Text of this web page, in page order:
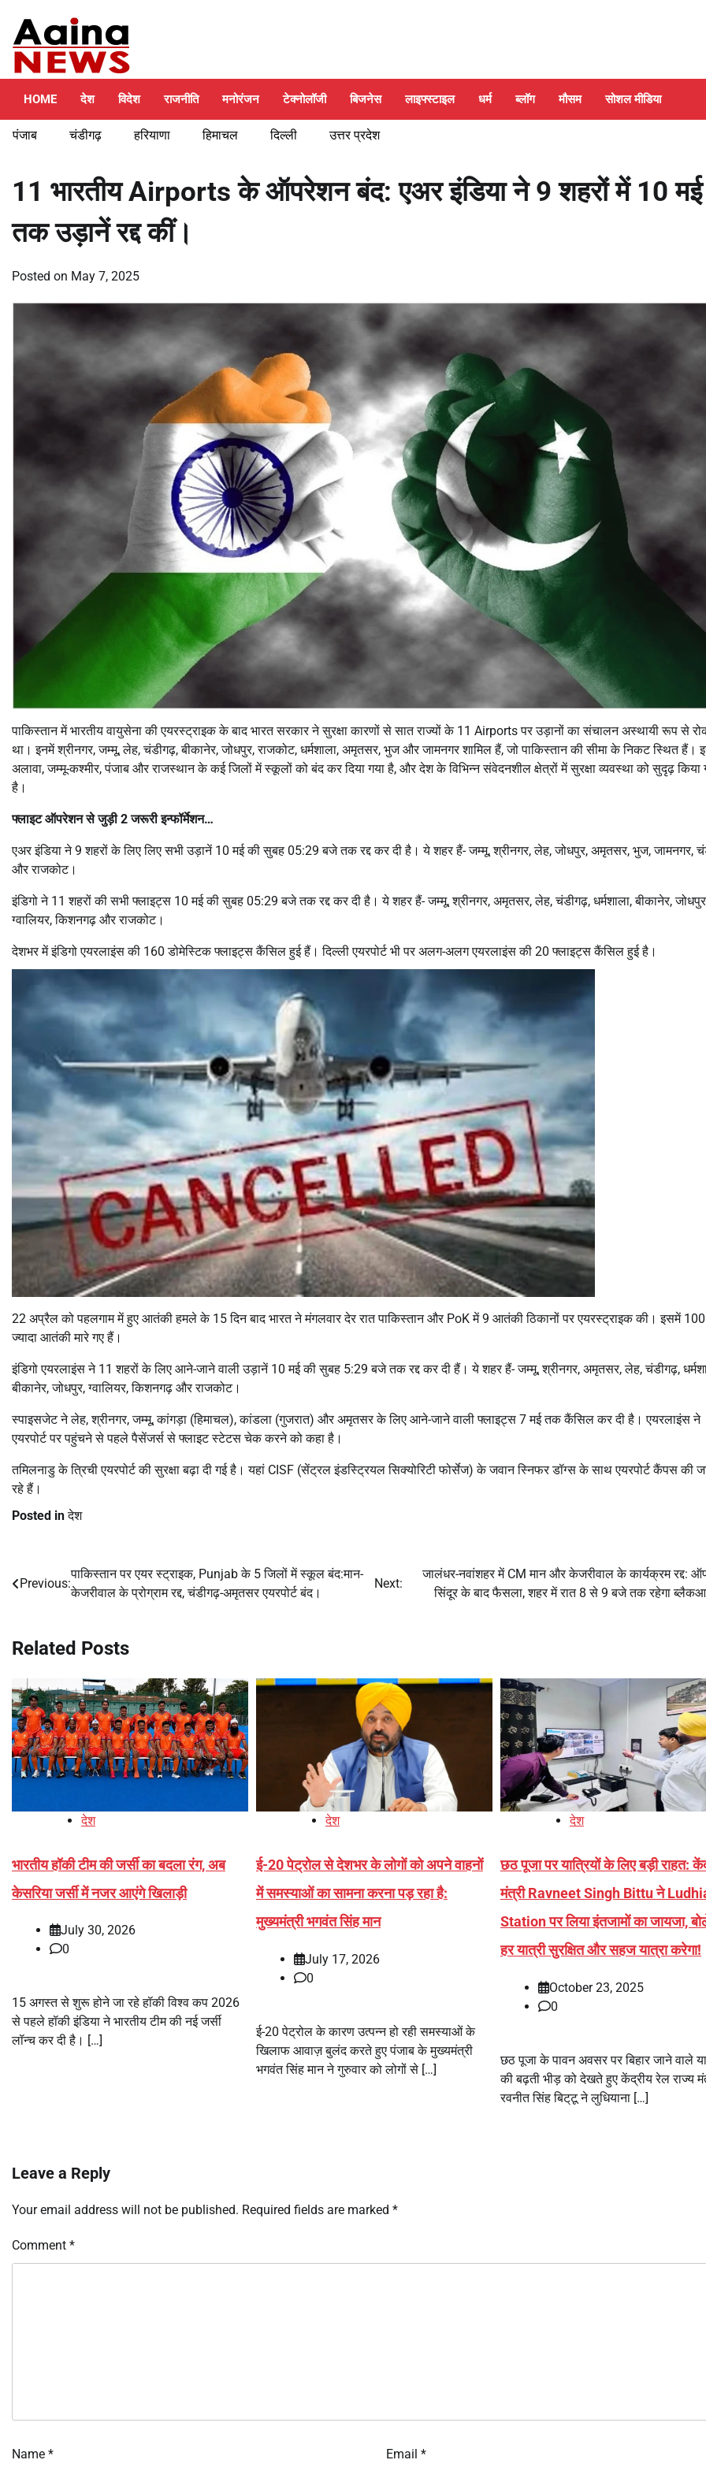
content
HOME देश विदेश राजनीति मनोरंजन टेक्नोलॉजी बिजनेस लाइफ्स्टाइल धर्म ब्लॉग मौसम सोशल मीडिया
पंजाब चंडीगढ़ हरियाणा हिमाचल दिल्ली उत्तर प्रदेश
11 भारतीय Airports के ऑपरेशन बंद: एअर इंडिया ने 9 शहरों में 10 मई
तक उड़ानें रद्द कीं।
Posted on May 7, 2025
पाकिस्तान में भारतीय वायुसेना की एयरस्ट्राइक के बाद भारत सरकार ने सुरक्षा कारणों से सात राज्यों के 11 Airports पर उड़ानों का संचालन अस्थायी रूप से
था। इनमें श्रीनगर, जम्मू, लेह, चंडीगढ़, बीकानेर, जोधपुर, राजकोट, धर्मशाला, अमृतसर, भुज और जामनगर शामिल हैं, जो पाकिस्तान की सीमा के निकट स्थित हैं।
अलावा, जम्मू-कश्मीर, पंजाब और राजस्थान के कई जिलों में स्कूलों को बंद कर दिया गया है, और देश के विभिन्न संवेदनशील क्षेत्रों में सुरक्षा व्यवस्था को सुदृढ़ किया
है।
फ्लाइट ऑपरेशन से जुड़ी 2 जरूरी इन्फॉर्मेशन…
एअर इंडिया ने 9 शहरों के लिए लिए सभी उड़ानें 10 मई की सुबह 05:29 बजे तक रद्द कर दी है। ये शहर हैं- जम्मू, श्रीनगर, लेह, जोधपुर, अमृतसर, भुज, जामनगर,
और राजकोट।
इंडिगो ने 11 शहरों की सभी फ्लाइट्स 10 मई की सुबह 05:29 बजे तक रद्द कर दी है। ये शहर हैं- जम्मू, श्रीनगर, अमृतसर, लेह, चंडीगढ़, धर्मशाला, बीकानेर,
ग्वालियर, किशनगढ़ और राजकोट।
देशभर में इंडिगो एयरलाइंस की 160 डोमेस्टिक फ्लाइट्स कैंसिल हुई हैं। दिल्ली एयरपोर्ट भी पर अलग-अलग एयरलाइंस की 20 फ्लाइट्स कैंसिल हुई है।
22 अप्रैल को पहलगाम में हुए आतंकी हमले के 15 दिन बाद भारत ने मंगलवार देर रात पाकिस्तान और PoK में 9 आतंकी ठिकानों पर एयरस्ट्राइक की। इसमें
ज्यादा आतंकी मारे गए हैं।
इंडिगो एयरलाइंस ने 11 शहरों के लिए आने-जाने वाली उड़ानें 10 मई की सुबह 5:29 बजे तक रद्द कर दी हैं। ये शहर हैं- जम्मू, श्रीनगर, अमृतसर, लेह, चंडीगढ़,
बीकानेर, जोधपुर, ग्वालियर, किशनगढ़ और राजकोट।
स्पाइसजेट ने लेह, श्रीनगर, जम्मू, कांगड़ा (हिमाचल), कांडला (गुजरात) और अमृतसर के लिए आने-जाने वाली फ्लाइट्स 7 मई तक कैंसिल कर दी है। एयरलाइंस ने
एयरपोर्ट पर पहुंचने से पहले पैसेंजर्स से फ्लाइट स्टेटस चेक करने को कहा है।
तमिलनाडु के त्रिची एयरपोर्ट की सुरक्षा बढ़ा दी गई है। यहां CISF (सेंट्रल इंडस्ट्रियल सिक्योरिटी फोर्सेज) के जवान स्निफर डॉग्स के साथ एयरपोर्ट कैंपस की
रहे हैं।
Posted inदेश
Post
Previous:
पाकिस्तान पर एयर स्ट्राइक, Punjab के 5 जिलों में स्कूल बंद:मान-
केजरीवाल के प्रोग्राम रद्द, चंडीगढ़-अमृतसर एयरपोर्ट बंद।
Next:
जालंधर-नवांशहर में CM मान और केजरीवाल के कार्यक्रम रद्द:
सिंदूर के बाद फैसला, शहर में रात 8 से 9 बजे तक रहेगा
Related Posts
देश
भारतीय हॉकी टीम की जर्सी का बदला रंग, अब
केसरिया जर्सी में नजर आएंगे खिलाड़ी
July 30, 2026
0
15 अगस्त से शुरू होने जा रहे हॉकी विश्व कप 2026
से पहले हॉकी इंडिया ने भारतीय टीम की नई जर्सी
लॉन्च कर दी है। […]
देश
ई-20 पेट्रोल से देशभर के लोगों को अपने वाहनों
में समस्याओं का सामना करना पड़ रहा है:
मुख्यमंत्री भगवंत सिंह मान
July 17, 2026
0
ई-20 पेट्रोल के कारण उत्पन्न हो रही समस्याओं के
खिलाफ आवाज़ बुलंद करते हुए पंजाब के मुख्यमंत्री
भगवंत सिंह मान ने गुरुवार को लोगों से […]
देश
छठ पूजा पर यात्रियों के लिए बड़ी राहत:
मंत्री Ravneet Singh Bittu ने
Station पर लिया इंतजामों का जायजा,
हर यात्री सुरक्षित और सहज यात्रा करेगा!
October 23, 2025
0
छठ पूजा के पावन अवसर पर बिहार जाने वाले
की बढ़ती भीड़ को देखते हुए केंद्रीय रेल राज्य
रवनीत सिंह बिट्‌टू ने लुधियाना […]
Leave a Reply
Your email address will not be published. Required fields are marked *
Comment *
Name * Email *